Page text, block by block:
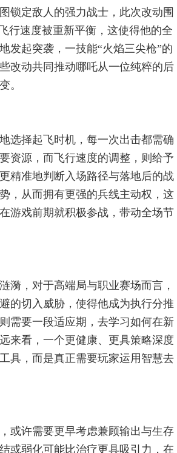
锁定敌人的强力战士，此次改动围
行速度被重新平衡，这使得他的全
发起突袭，一技能“火焰三尖枪”的
改动共同推动哪吒从一位纯粹的后
。
选择起飞时机，每一次出击都需确
资源，而飞行速度的调整，则给予
精准地判断入场路径与落地后的战
，从而拥有更强的兵线主动权，这
游戏前期就积极参战，带动全场节
漪，对于高端局与职业赛场而言，
的切入威胁，使得他成为执行分推
需要一段适应期，去学习如何在新
来看，一个更健康、更具策略深度
具，而是真正需要玩家运用智慧去
或许需要更早考虑兼顾输出与生存
或弱化可能比治疗更具吸引力，在